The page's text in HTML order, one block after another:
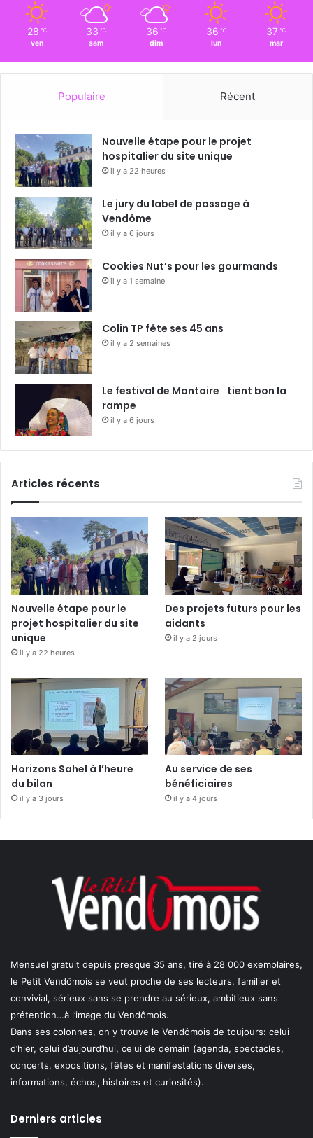
28 ℃
ven
33 ℃
sam
36 ℃
dim
36 ℃
lun
37 ℃
mar
Populaire Récent
Nouvelle étape pour le projet
hospitalier du site unique
il y a 22 heures
Le jury du label de passage à
Vendôme
il y a 6 jours
Cookies Nut’s pour les gourmands
il y a 1 semaine
Colin TP fête ses 45 ans
il y a 2 semaines
Le festival de Montoire tient bon la
rampe
il y a 6 jours
Articles récents
Nouvelle étape pour le
projet hospitalier du site
unique
il y a 22 heures
Des projets futurs pour les
aidants
il y a 2 jours
Horizons Sahel à l’heure
du bilan
il y a 3 jours
Au service de ses
bénéficiaires
il y a 4 jours
Mensuel gratuit depuis presque 35 ans, tiré à 28 000 exemplaires,
le Petit Vendômois se veut proche de ses lecteurs, familier et
convivial, sérieux sans se prendre au sérieux, ambitieux sans
prétention…à l’image du Vendômois.
Dans ses colonnes, on y trouve le Vendômois de toujours: celui
d’hier, celui d’aujourd’hui, celui de demain (agenda, spectacles,
concerts, expositions, fêtes et manifestations diverses,
informations, échos, histoires et curiosités).
Derniers articles